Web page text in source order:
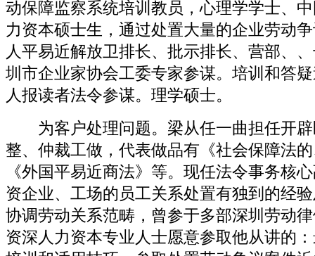
动保障监察系统培训教员，心理学学士、
力资本硕士生，通过处置大量的企业劳动
人平易近解放卫排长、批示排长、营部、
圳市企业家协会工委专家参谋。培训和答
人报读者法令参谋。理学硕士。
为客户处理问题。梁从任一曲担任开辟
整、仲裁工做，代表做品有《社会保障法
《外国平易近商法》等。现任法令事务核
资企业、工场的员工关系处置有独到的经
协调劳动关系范畴，曾参于多部深圳劳动
资深人力资本专业人士愿意参取他从讲的